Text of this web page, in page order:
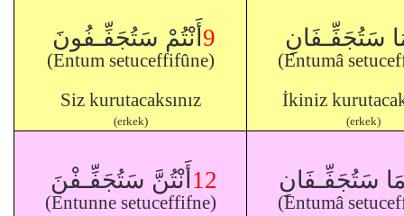
أَنْتُمْ سَتُجَفِّـفُونَ 9
(Entum setuceffifûne)
Siz kurutacaksınız
(erkek)
سَتُجَفِّـفَانِ
(Entumâ
İkiniz
(erkek)
أَنْتُنَّ سَتُجَفِّـفْنَ 12
(Entunne setuceffifne)
سَتُجَفِّـفَانِ
(Entumâ